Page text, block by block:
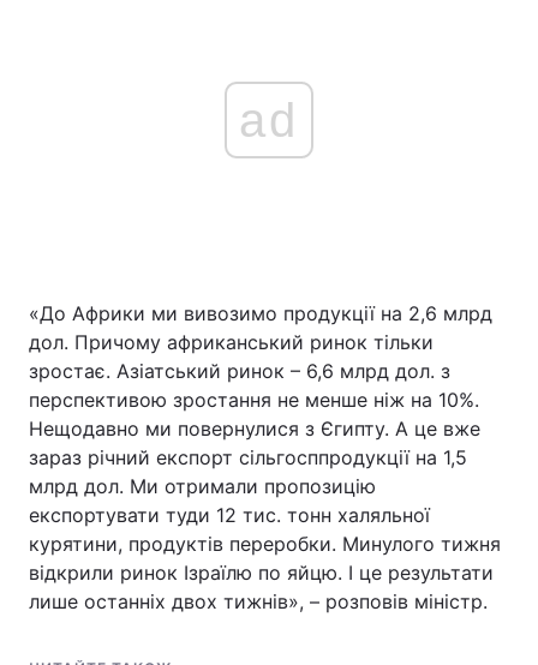
ad
«До Африки ми вивозимо продукції на 2,6 млрд
дол. Причому африканський ринок тільки
зростає. Азіатський ринок – 6,6 млрд дол. з
перспективою зростання не менше ніж на 10%.
Нещодавно ми повернулися з Єгипту. А це вже
зараз річний експорт сільгосппродукції на 1,5
млрд дол. Ми отримали пропозицію
експортувати туди 12 тис. тонн халяльної
курятини, продуктів переробки. Минулого тижня
відкрили ринок Ізраїлю по яйцю. І це результати
лише останніх двох тижнів», – розповів міністр.